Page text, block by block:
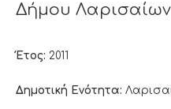
Δήμου Λαρισαίων
Έτος: 2011
Δημοτική Ενότητα: